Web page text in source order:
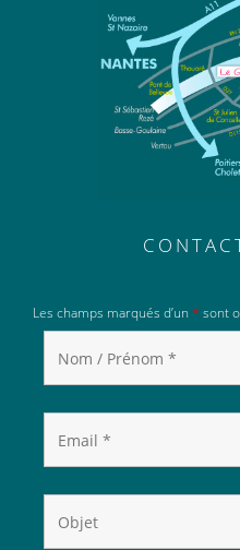
Les champs marqués d’un * sont